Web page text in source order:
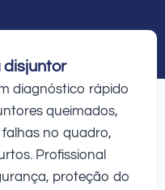
disjuntor
diagnóstico rápido
queimados,
no quadro,
Profissional
proteção do